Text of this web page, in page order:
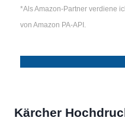
*Als Amazon-Partner verdiene
von Amazon PA-API.
Kärcher